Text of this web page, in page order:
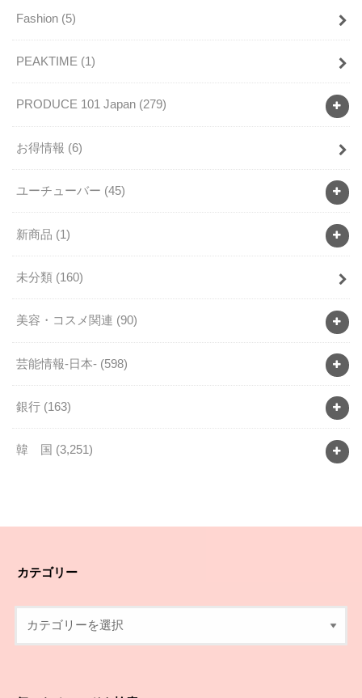
Fashion (5)
PEAKTIME (1)
PRODUCE 101 Japan (279)
お得情報 (6)
ユーチューバー (45)
新商品 (1)
未分類 (160)
美容・コスメ関連 (90)
芸能情報-日本- (598)
銀行 (163)
韓 国 (3,251)
カテゴリー